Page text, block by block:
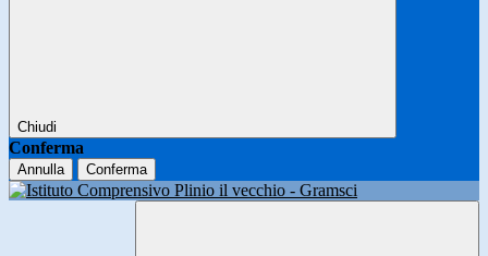
Chiudi
Conferma
Annulla Conferma